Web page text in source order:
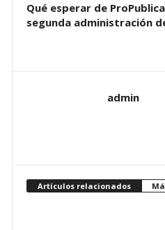
Qué esperar de
segunda administración
admin
Artículos relacionados